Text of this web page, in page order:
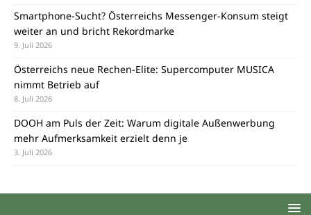
Smartphone-Sucht? Österreichs Messenger-Konsum steigt
weiter an und bricht Rekordmarke
9. Juli 2026
Österreichs neue Rechen-Elite: Supercomputer MUSICA
nimmt Betrieb auf
8. Juli 2026
DOOH am Puls der Zeit: Warum digitale Außenwerbung
mehr Aufmerksamkeit erzielt denn je
3. Juli 2026